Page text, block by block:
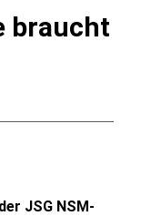
braucht
JSG NSM-